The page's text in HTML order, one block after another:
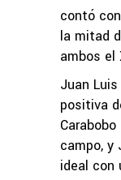
contó
la mitad
ambos el
Juan
positiva
campo, y
ideal con